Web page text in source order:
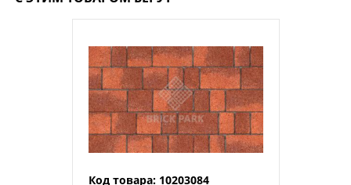
Код товара: 10203084